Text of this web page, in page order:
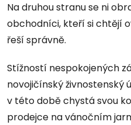
Na druhou stranu se ni
obchodníci, kteří si chtějí
řeší správně.
Stížností nespokojených
novojičínský živnostenský
v této době chystá svou
prodejce na vánočním